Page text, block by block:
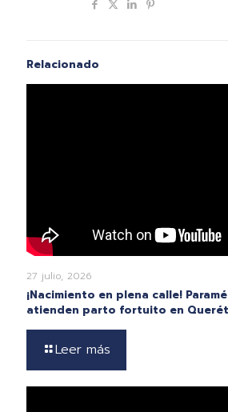
Relacionado
27 julio, 2026
¡Nacimiento en plena calle!
atienden parto fortuito en
Leer más